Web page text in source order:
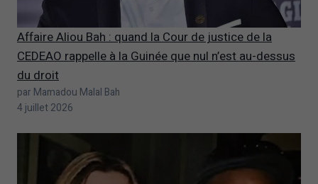
Affaire Aliou Bah : quand la Cour de justice de la
CEDEAO rappelle à la Guinée que nul n’est au-dessus
du droit
par Mamadou Malal Bah
4 juillet 2026